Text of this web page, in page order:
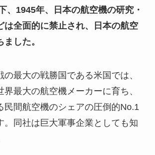
、1945年、日本の航空機の研究・
は全面的に禁止され、日本の航空
した。
最大の戦勝国である米国では、
界最大の航空機メーカーに育ち、
民間航空機のシェアの圧倒的No.1
。同社は巨大軍事企業としても知